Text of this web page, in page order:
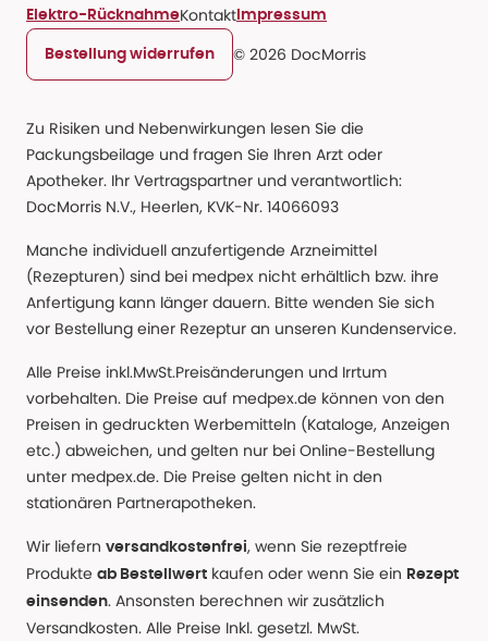
Elektro-RücknahmeKontakt Impressum
Bestellung widerrufen © 2026 DocMorris
Zu Risiken und Nebenwirkungen lesen Sie die
Packungsbeilage und fragen Sie Ihren Arzt oder
Apotheker. Ihr Vertragspartner und verantwortlich:
DocMorris N.V., Heerlen, KVK-Nr. 14066093
Manche individuell anzufertigende Arzneimittel
(Rezepturen) sind bei medpex nicht erhältlich bzw. ihre
Anfertigung kann länger dauern. Bitte wenden Sie sich
vor Bestellung einer Rezeptur an unseren Kundenservice.
Alle Preise inkl.MwSt.Preisänderungen und Irrtum
vorbehalten. Die Preise auf medpex.de können von den
Preisen in gedruckten Werbemitteln (Kataloge, Anzeigen
etc.) abweichen, und gelten nur bei Online-Bestellung
unter medpex.de. Die Preise gelten nicht in den
stationären Partnerapotheken.
Wir liefern versandkostenfrei, wenn Sie rezeptfreie
Produkte ab Bestellwert kaufen oder wenn Sie ein Rezept
einsenden. Ansonsten berechnen wir zusätzlich
Versandkosten. Alle Preise Inkl. gesetzl. MwSt.